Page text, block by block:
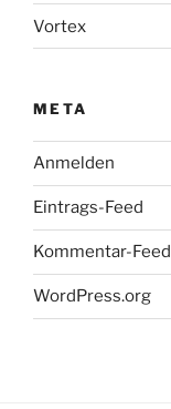
Vortex
META
Anmelden
Eintrags-Feed
Kommentar-Feed
WordPress.org